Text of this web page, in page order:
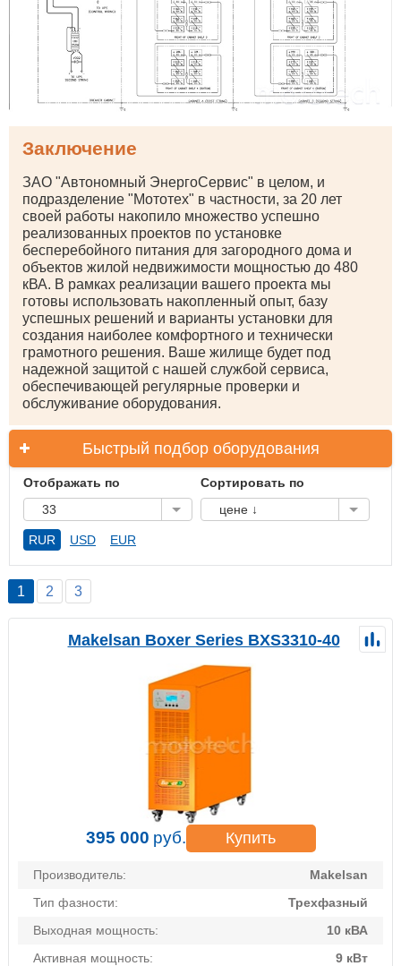
Заключение
ЗАО "Автономный ЭнергоСервис" в целом, и
подразделение "Мототех" в частности, за 20 лет
своей работы ⁠накопило множество успешно
реализованных проектов по установке
бесперебойного питания для загородного дома и
объектов жилой недвижимости мощностью до 480
кВА. В рамках реализации вашего проекта мы
готовы использовать накопленный опыт, базу
успешных решений и варианты установки для
создания наиболее комфортного и технически
грамотного решения. Ваше жилище будет под
надежной защитой с нашей службой сервиса,
обеспечивающей регулярные проверки и
обслуживание оборудования.
Быстрый подбор оборудования
Отображать по
33
Сортировать по
цене ↓
RUR USD EUR
1 2 3
Makelsan Boxer Series BXS3310-40
395 000 руб. Купить
Производитель:
Makelsan
Тип фазности:
Трехфазный
Выходная мощность:
10 кВА
Активная мощность:
9 кВт